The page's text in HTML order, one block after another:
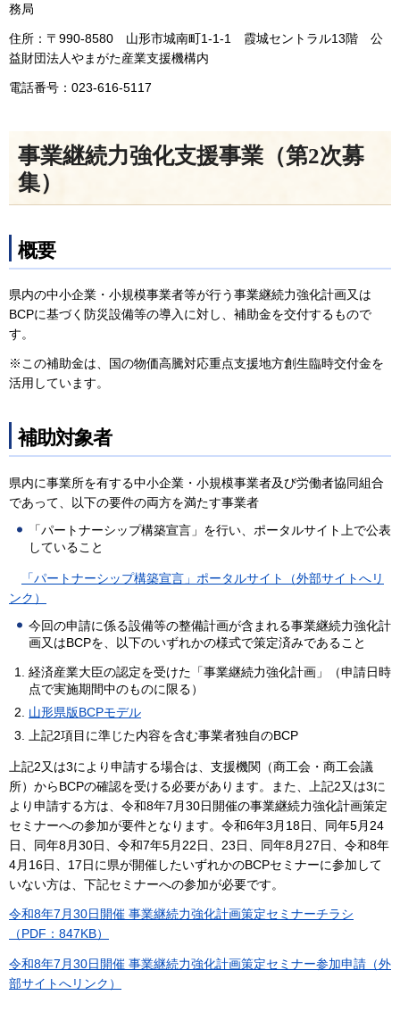
務局
住所：〒990-8580 山形市城南町1-1-1 霞城セントラル13階 公
益財団法人やまがた産業支援機構内
電話番号：023-616-5117
事業継続力強化支援事業（第2次募
集）
概要
県内の中小企業・小規模事業者等が行う事業継続力強化計画又は
BCPに基づく防災設備等の導入に対し、補助金を交付するもので
す。
※この補助金は、国の物価高騰対応重点支援地方創生臨時交付金を
活用しています。
補助対象者
県内に事業所を有する中小企業・小規模事業者及び労働者協同組合
であって、以下の要件の両方を満たす事業者
「パートナーシップ構築宣言」を行い、ポータルサイト上で公表
していること
「パートナーシップ構築宣言」ポータルサイト（外部サイトへリ
ンク）
今回の申請に係る設備等の整備計画が含まれる事業継続力強化計
画又はBCPを、以下のいずれかの様式で策定済みであること
経済産業大臣の認定を受けた「事業継続力強化計画」（申請日時
点で実施期間中のものに限る）
山形県版BCPモデル
上記2項目に準じた内容を含む事業者独自のBCP
上記2又は3により申請する場合は、支援機関（商工会・商工会議
所）からBCPの確認を受ける必要があります。また、上記2又は3に
より申請する方は、令和8年7月30日開催の事業継続力強化計画策定
セミナーへの参加が要件となります。令和6年3月18日、同年5月24
日、同年8月30日、令和7年5月22日、23日、同年8月27日、令和8年
4月16日、17日に県が開催したいずれかのBCPセミナーに参加して
いない方は、下記セミナーへの参加が必要です。
令和8年7月30日開催 事業継続力強化計画策定セミナーチラシ
（PDF：847KB）
令和8年7月30日開催 事業継続力強化計画策定セミナー参加申請（外
部サイトへリンク）